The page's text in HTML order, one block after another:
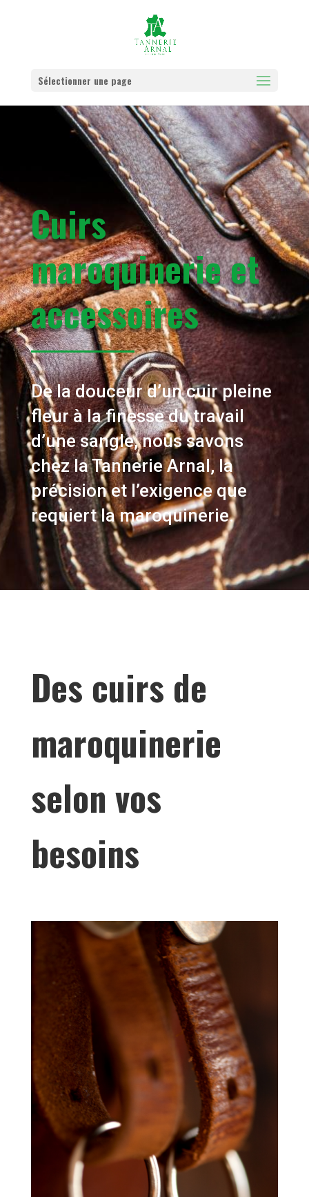
Sélectionner une page
Cuirs
maroquinerie et
accessoires
De la douceur d’un cuir pleine
fleur à la finesse du travail
d’une sangle, nous savons
chez la Tannerie Arnal, la
précision et l’exigence que
requiert la maroquinerie.
Des cuirs de
maroquinerie
selon vos
besoins